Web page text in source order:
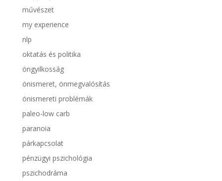
művészet
my experience
nlp
oktatás és politika
öngyilkosság
önismeret, önmegvalósítás
önismereti problémák
paleo-low carb
paranoia
párkapcsolat
pénzügyi pszichológia
pszichodráma